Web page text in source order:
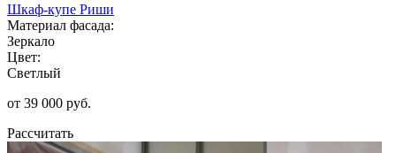
Шкаф-купе Риши
Материал фасада:
Зеркало
Цвет:
Светлый
от 39 000 руб.
Рассчитать